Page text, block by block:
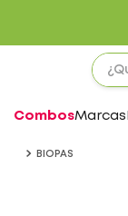
CombosMarcas
BIOPAS